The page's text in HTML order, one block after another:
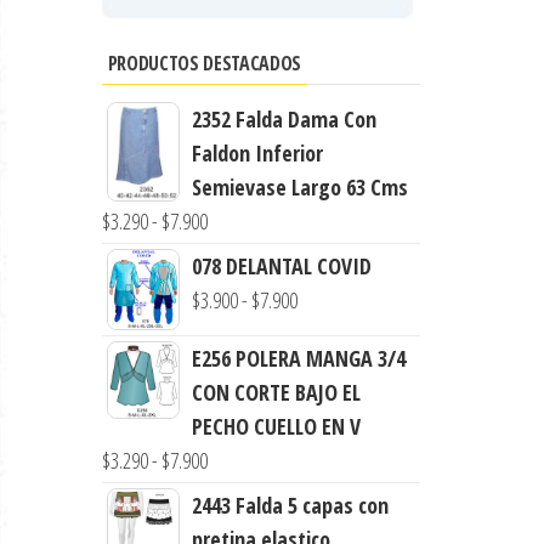
PRODUCTOS DESTACADOS
2352 Falda Dama Con
Faldon Inferior
Semievase Largo 63 Cms
$3.290- $7.900Rango
de
precios:
$3.290
hasta
$7.900
078 DELANTAL COVID
$3.900- $7.900Rango
precios:
desde
$3.900
$7.900
E256 POLERA MANGA 3/4
CON CORTE BAJO EL
PECHO CUELLO EN V
$3.290- $7.900Rango
de
precios:
2443 Falda 5 capas con